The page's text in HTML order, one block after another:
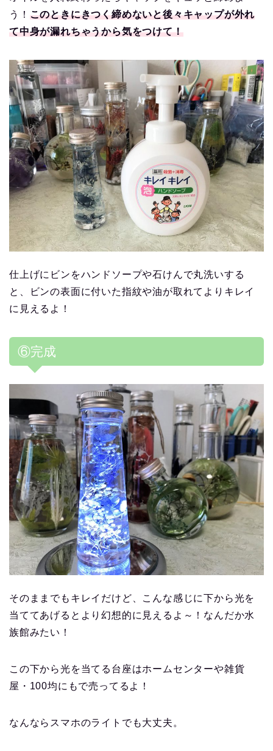
う！ このときにきつく締めないと後々キャップが外れ
て中身が漏れちゃうから気をつけて！
仕上げにビンをハンドソープや石けんで丸洗いする
と、ビンの表面に付いた指紋や油が取れてよりキレイ
に見えるよ！
⑥完成
そのままでもキレイだけど、こんな感じに下から光を
当ててあげるとより幻想的に見えるよ～！なんだか水
族館みたい！
この下から光を当てる台座はホームセンターや雑貨
屋・100均にもで売ってるよ！
なんならスマホのライトでも大丈夫。